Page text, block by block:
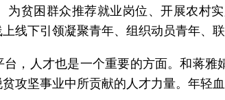
贫困群众推荐就业岗位、开展农村
线下引领凝聚青年、组织动员青年、
，人才也是一个重要的方面。和蒋
攻坚事业中所贡献的人才力量。年轻